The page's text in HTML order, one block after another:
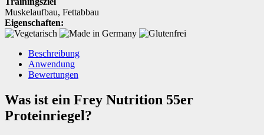
Muskelaufbau, Fettabbau
Eigenschaften:
Beschreibung
Anwendung
Bewertungen
Was ist ein Frey Nutrition 55er
Proteinriegel?